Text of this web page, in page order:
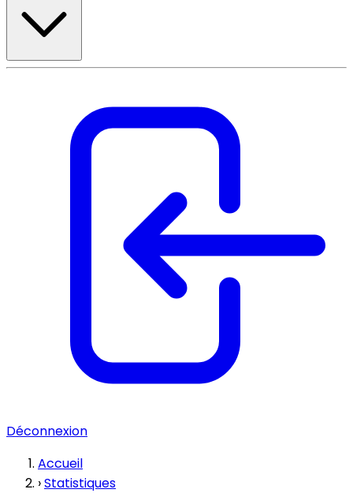
Déconnexion
Accueil
›Statistiques